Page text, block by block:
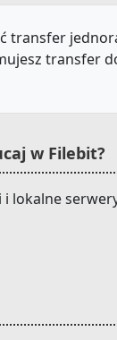
transfer
transfer
w Filebit?